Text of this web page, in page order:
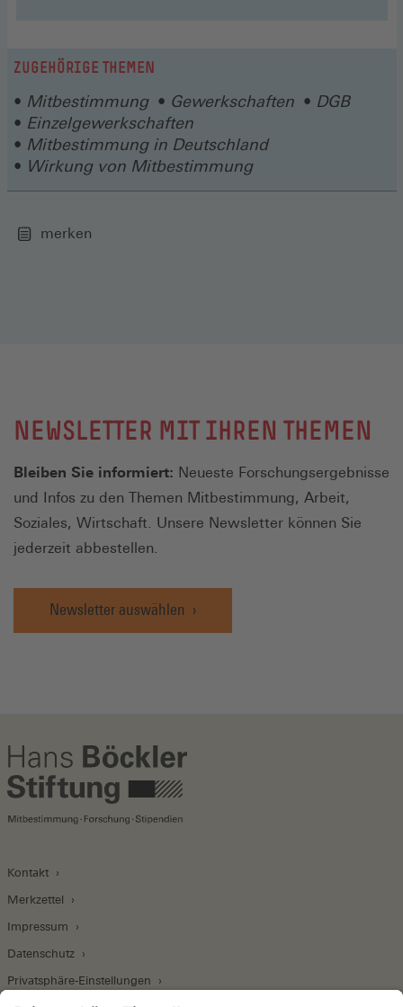
ZUGEHÖRIGE THEMEN
Mitbestimmung Gewerkschaften
DGB
Einzelgewerkschaften
Mitbestimmung in Deutschland
Wirkung von Mitbestimmung
merken
NEWSLETTER MIT IHREN THEMEN
Bleiben Sie informiert: Neueste Forschungsergebnisse
und Infos zu den Themen Mitbestimmung, Arbeit,
Soziales, Wirtschaft. Unsere Newsletter können Sie
jederzeit abbestellen.
Newsletter auswählen
Kontakt
Merkzettel
Impressum
Datenschutz
Privatsphäre-Einstellungen